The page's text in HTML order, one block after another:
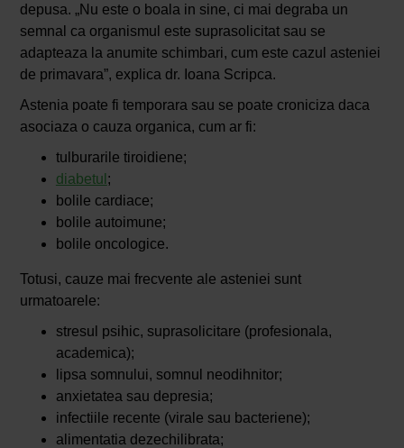
depusa. „Nu este o boala in sine, ci mai degraba un
semnal ca organismul este suprasolicitat sau se
adapteaza la anumite schimbari, cum este cazul asteniei
de primavara”, explica dr. Ioana Scripca.
Astenia poate fi temporara sau se poate croniciza daca
asociaza o cauza organica, cum ar fi:
tulburarile tiroidiene;
diabetul ;
bolile cardiace;
bolile autoimune;
bolile oncologice.
Totusi, cauze mai frecvente ale asteniei sunt
urmatoarele:
stresul psihic, suprasolicitare (profesionala,
academica);
lipsa somnului, somnul neodihnitor;
anxietatea sau depresia;
infectiile recente (virale sau bacteriene);
alimentatia dezechilibrata;